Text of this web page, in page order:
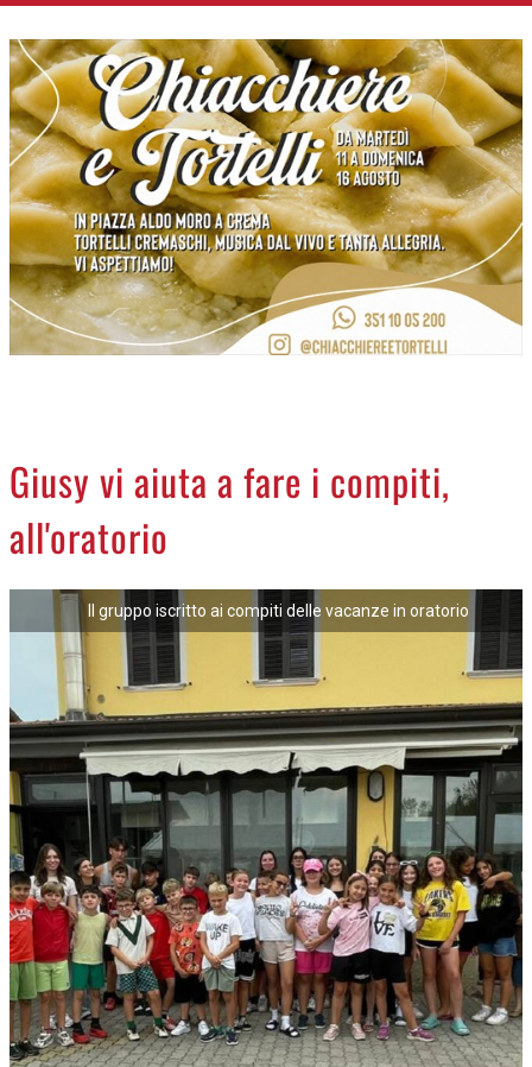
APPUNTAMENTI
CREMASCO
OROSCOPO
LA PIAZZA
ANIMALI
NECROLOGI
ACCEDI
Giusy vi aiuta a fare i compiti,
all'oratorio
Il gruppo iscritto ai compiti delle vacanze in oratorio